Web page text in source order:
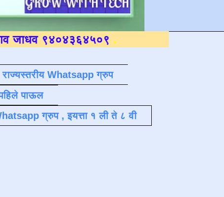
.
राज्यस्तरीय Whatsapp ग्रुप
पहिले पाऊल
ग्रुप , इयत्ता १ ली ते ८ वी